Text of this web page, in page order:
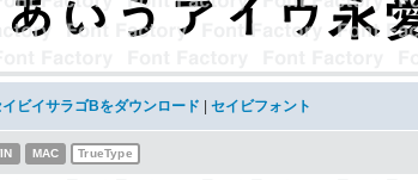
ビイサラゴBをダウンロード セイビフォント
MAC TrueType